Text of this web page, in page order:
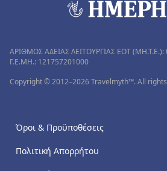
ΑΡΙΘΜΟΣ ΑΔΕΙΑΣ ΛΕΙΤΟΥΡΓΙΑΣ ΕΟΤ
Γ.Ε.ΜΗ.: 121757201000
Copyright © 2012–2026 Travelmyth™. All
Όροι & Προϋποθέσεις
Πολιτική Απορρήτου